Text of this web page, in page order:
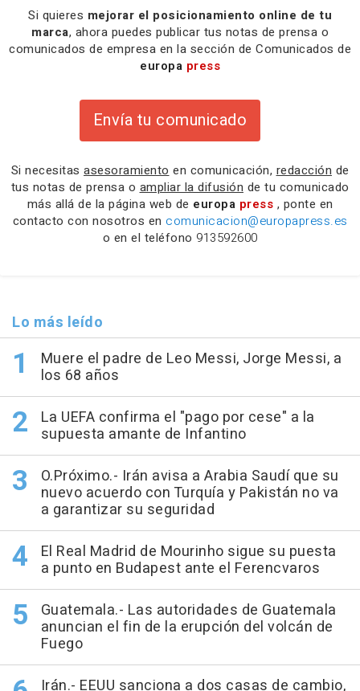
Si quieres mejorar el posicionamiento online de tu
marca, ahora puedes publicar tus notas de prensa o
comunicados de empresa en la sección de Comunicados de
europa press
Envía tu comunicado
Si necesitas asesoramiento en comunicación, redacción de
tus notas de prensa o ampliar la difusión de tu comunicado
más allá de la página web de europa press , ponte en
contacto con nosotros en comunicacion@europapress.es
o en el teléfono 913592600
Lo más leído
Muere el padre de Leo Messi, Jorge Messi, a
los 68 años
La UEFA confirma el "pago por cese" a la
supuesta amante de Infantino
O.Próximo.- Irán avisa a Arabia Saudí que su
nuevo acuerdo con Turquía y Pakistán no va
a garantizar su seguridad
El Real Madrid de Mourinho sigue su puesta
a punto en Budapest ante el Ferencvaros
Guatemala.- Las autoridades de Guatemala
anuncian el fin de la erupción del volcán de
Fuego
Irán.- EEUU sanciona a dos casas de cambio,